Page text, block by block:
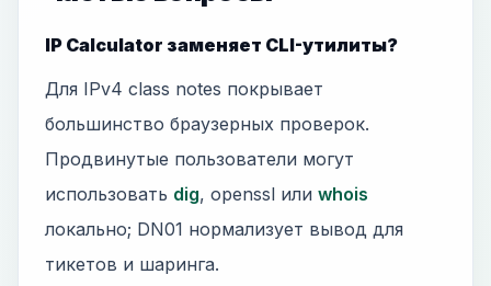
IP Calculator заменяет CLI-утилиты?
Для IPv4 class notes покрывает
большинство браузерных проверок.
Продвинутые пользователи могут
использовать dig, openssl или whois
локально; DN01 нормализует вывод для
тикетов и шаринга.